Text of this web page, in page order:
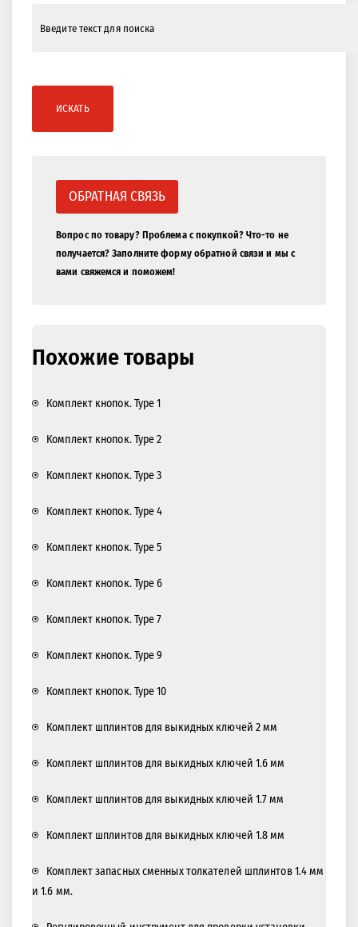
ИСКАТЬ
ОБРАТНАЯ СВЯЗЬ
Вопрос по товару? Проблема с покупкой? Что-то не
получается? Заполните форму обратной связи и мы с
вами свяжемся и поможем!
Похожие товары
Комплект кнопок. Type 1
Комплект кнопок. Type 2
Комплект кнопок. Type 3
Комплект кнопок. Type 4
Комплект кнопок. Type 5
Комплект кнопок. Type 6
Комплект кнопок. Type 7
Комплект кнопок. Type 9
Комплект кнопок. Type 10
Комплект шплинтов для выкидных ключей 2 мм
Комплект шплинтов для выкидных ключей 1.6 мм
Комплект шплинтов для выкидных ключей 1.7 мм
Комплект шплинтов для выкидных ключей 1.8 мм
Комплект запасных сменных толкателей шплинтов 1.4 мм
и 1.6 мм.